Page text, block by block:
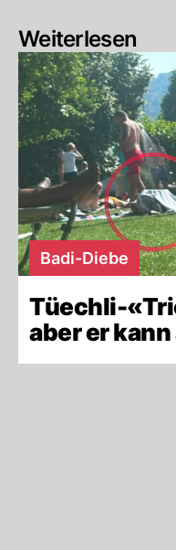
Weiterlesen
Badi-Diebe
Tüechli-
aber er